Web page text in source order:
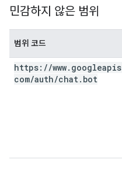
민감하지 않은 범위
범위 코드
https: //www. googleapis
com/auth/chat. bot